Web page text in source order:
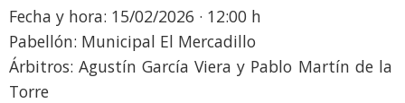
Fecha y hora: 15/02/2026 · 12:00 h
Pabellón: Municipal El Mercadillo
Árbitros: Agustín García Viera y Pablo Martín de la
Torre